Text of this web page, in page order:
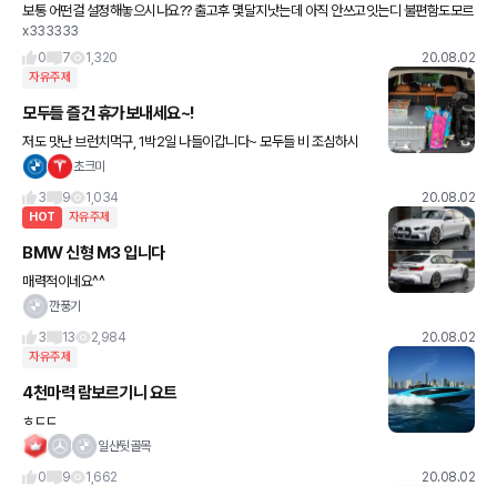
보통 어떤걸 설정해놓으시나요?? 출고후 몇달지낫는데 아직 안쓰고잇는디 불편함도모르
겟고그러네요
x333333
0
7 1,320 20.08.02
자유주제
모두들 즐건 휴가보내세요~!
저도 맛난 브런치먹구, 1박2일 나들이갑니다~ 모두들 비 조심하시
구, 즐거운 휴가기간 보내세용~
초크미
3
9 1,034 20.08.02
HOT 자유주제
BMW 신형 M3 입니다
매력적이네요^^
깐풍기
3
13 2,984 20.08.02
자유주제
4천마력 람보르기니 요트
ㅎㄷㄷ
일산뒷골목
0
9 1,662 20.08.02